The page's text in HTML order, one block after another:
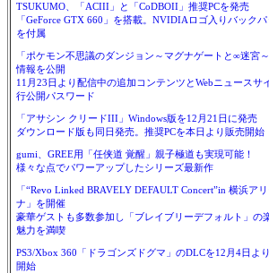
TSUKUMO、「ACIII」と「CoDBOII」推奨PCを発売
「GeForce GTX 660」を搭載。NVIDIAロゴ入りバックパ
を付属
「ポケモン不思議のダンジョン～マグナゲートと∞迷宮
情報を公開
11月23日より配信中の追加コンテンツとWebニュースサ
行公開パスワード
「アサシン クリードIII」Windows版を12月21日に発売
ダウンロード版も同日発売。推奨PCを本日より販売開始
gumi、GREE用「任侠道 覚醒」親子極道も実現可能！
様々な点でパワーアップしたシリーズ最新作
「“Revo Linked BRAVELY DEFAULT Concert”in 横浜ア
ナ」を開催
豪華ゲストも多数参加し「ブレイブリーデフォルト」の
魅力を満喫
PS3/Xbox 360「ドラゴンズドグマ」のDLCを12月4日よ
開始